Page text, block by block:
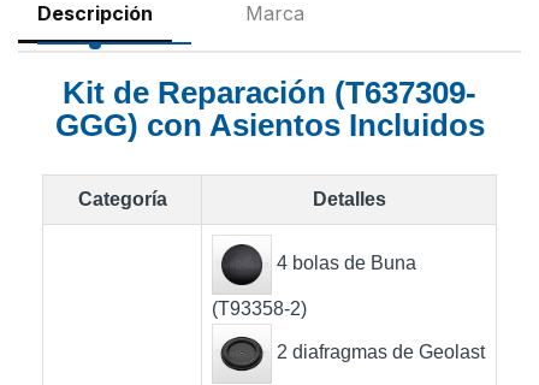
Descripción Marca
Kit de Reparación (T637309-
GGG) con Asientos Incluidos
Categoría Detalles
4 bolas de Buna
(T93358-2)
2 diafragmas de Geolast